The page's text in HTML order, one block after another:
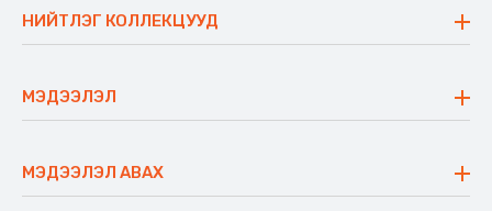
Үнэт зүйлс
Ажлын байр
Блог
НИЙТЛЭГ КОЛЛЕКЦУУД
Сүүдрэвч
Аяны ширээ
Аяны түшлэгтэй сандал
МЭДЭЭЛЭЛ
Буцаалтын журам
Захиалга шалгах
МЭДЭЭЛЭЛ АВАХ